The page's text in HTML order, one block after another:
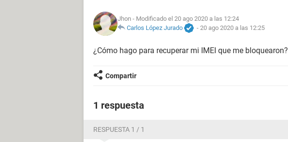
Jhon - Modificado el 20 ago 2020 a las 12:24
Carlos López Jurado
- 20 ago 2020 a las 12:25
¿Cómo hago para recuperar mi IMEI que me bloquearon?
Compartir
1 respuesta
RESPUESTA 1 / 1